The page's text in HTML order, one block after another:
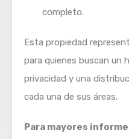
completo.
Esta propiedad
para quienes buscan un
privacidad y una
cada una de sus áreas.
Para mayores